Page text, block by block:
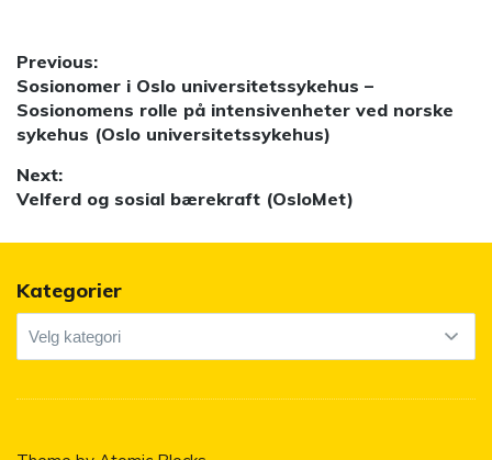
Innleggsnavigasjon
Previous:
Previous
post:
Sosionomer i Oslo universitetssykehus –
Sosionomens rolle på intensivenheter ved norske
sykehus (Oslo universitetssykehus)
Next:
Next
Velferd og sosial bærekraft (OsloMet)
Kategorier